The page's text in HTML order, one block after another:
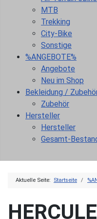
MTB
Trekking
City-Bike
Sonstige
%ANGEBOTE%
Angebote
Neu im Shop
Bekleidung /
Zubehör
Hersteller
Hersteller
Gesamt-
Aktuelle Seite: Startseite